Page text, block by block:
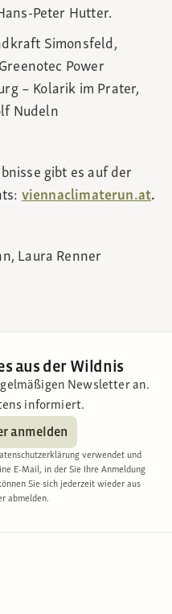
Peter Hutter.
Simonsfeld,
Power
– Kolarik im Prater,
Nudeln
gibt es auf der
viennaclimaterun.at.
Laura Renner
aus der Wildnis
Newsletter an.
informiert.
anmelden
verwendet und
E-Mail, in der Sie Ihre Anmeldung
Sie sich jederzeit wieder aus
abmelden.